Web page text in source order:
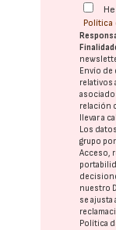
Política
Envío de
relativos
relación
llevar a
Los
grupo
Acceso,
nuestro
se ajusta
Política